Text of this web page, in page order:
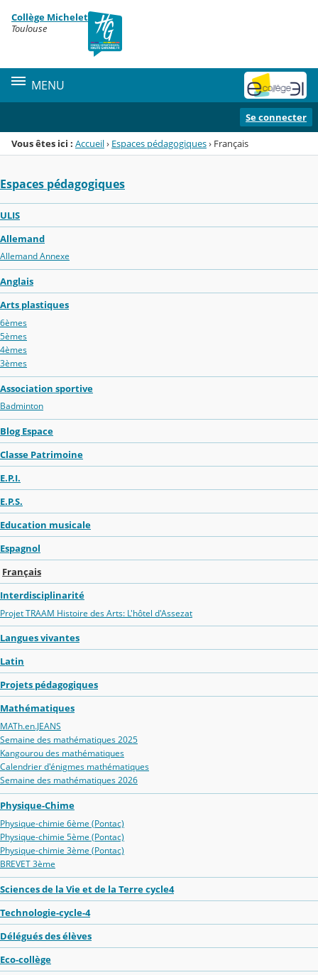
Menu de la rubrique
Contenu
Collège Michelet
Toulouse
MENU
Se connecter
Vous êtes ici : Accueil› Espaces pédagogiques› Français
Espaces pédagogiques
ULIS
Allemand
Allemand Annexe
Anglais
Arts plastiques
6èmes
5èmes
4èmes
3èmes
Association sportive
Badminton
Blog Espace
Classe Patrimoine
E.P.I.
E.P.S.
Education musicale
Espagnol
Français
Interdisciplinarité
Projet TRAAM Histoire des Arts: L'hôtel d'Assezat
Langues vivantes
Latin
Projets pédagogiques
Mathématiques
MATh.en.JEANS
Semaine des mathématiques 2025
Kangourou des mathématiques
Calendrier d'énigmes mathématiques
Semaine des mathématiques 2026
Physique-Chime
Physique-chimie 6ème (Pontac)
Physique-chimie 5ème (Pontac)
Physique-chimie 3ème (Pontac)
BREVET 3ème
Sciences de la Vie et de la Terre cycle4
Technologie-cycle-4
Délégués des élèves
Eco-collège